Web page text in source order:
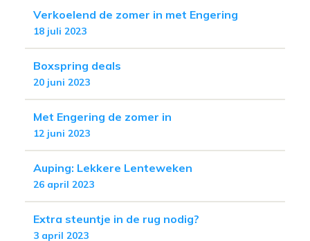
Verkoelend de zomer in met Engering
18 juli 2023
Boxspring deals
20 juni 2023
Met Engering de zomer in
12 juni 2023
Auping: Lekkere Lenteweken
26 april 2023
Extra steuntje in de rug nodig?
3 april 2023